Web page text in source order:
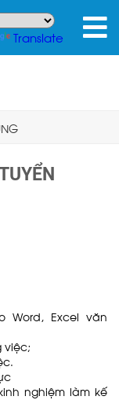
Translate
Word, Excel văn
việc;
nghiệm làm kế